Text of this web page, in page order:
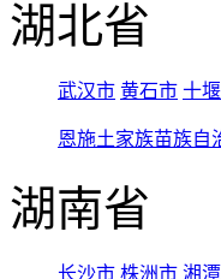
湖北省
武汉市 黄石市 十
恩施土家族苗族自
湖南省
长沙市 株洲市 湘